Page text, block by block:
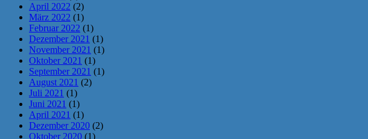
April 2022 (2)
März 2022 (1)
Februar 2022 (1)
Dezember 2021 (1)
November 2021 (1)
Oktober 2021 (1)
September 2021 (1)
August 2021 (2)
Juli 2021 (1)
Juni 2021 (1)
April 2021 (1)
Dezember 2020 (2)
Oktober 2020 (1)